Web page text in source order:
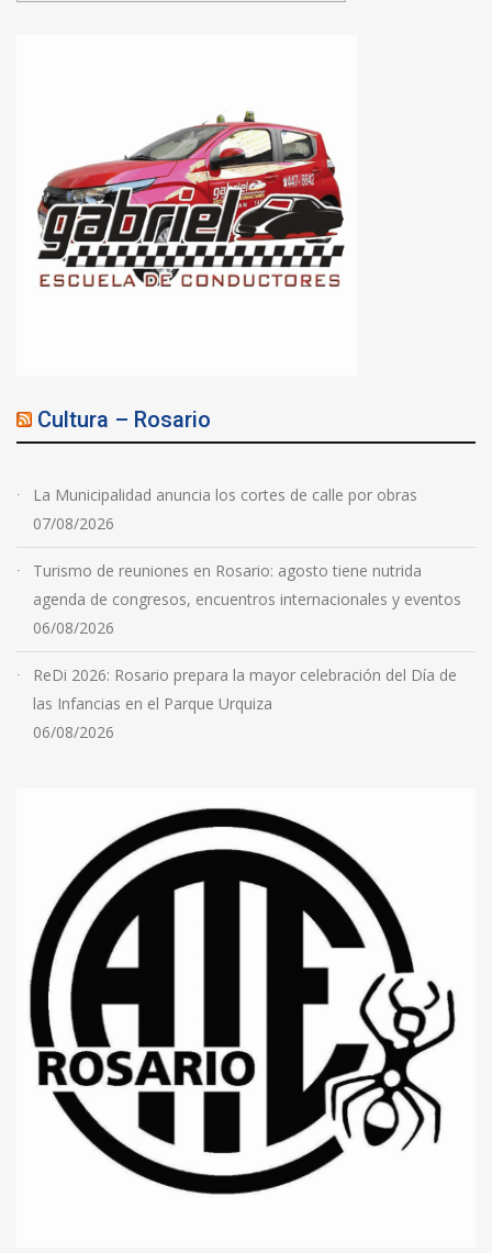
Cultura – Rosario
La Municipalidad anuncia los cortes de calle por obras
07/08/2026
Turismo de reuniones en Rosario: agosto tiene nutrida
agenda de congresos, encuentros internacionales y eventos
06/08/2026
ReDi 2026: Rosario prepara la mayor celebración del Día de
las Infancias en el Parque Urquiza
06/08/2026